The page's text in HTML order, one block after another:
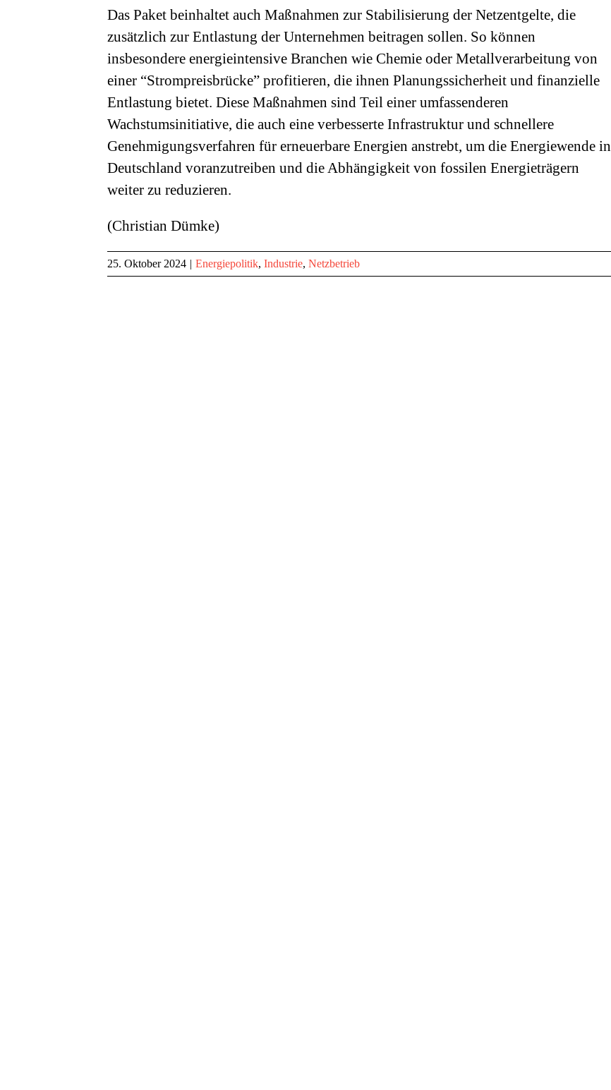
Das Paket beinhaltet auch Maßnahmen zur Stabilisierung der Netzentgelte, die
zusätzlich zur Entlastung der Unternehmen beitragen sollen. So können
insbesondere energieintensive Branchen wie Chemie oder Metallverarbeitung von
einer “Strompreisbrücke” profitieren, die ihnen Planungssicherheit und finanzielle
Entlastung bietet. Diese Maßnahmen sind Teil einer umfassenderen
Wachstumsinitiative, die auch eine verbesserte Infrastruktur und schnellere
Genehmigungsverfahren für erneuerbare Energien anstrebt, um die Energiewende in
Deutschland voranzutreiben und die Abhängigkeit von fossilen Energieträgern
weiter zu reduzieren.
(Christian Dümke)
25. Oktober 2024 | Energiepolitik, Industrie, Netzbetrieb